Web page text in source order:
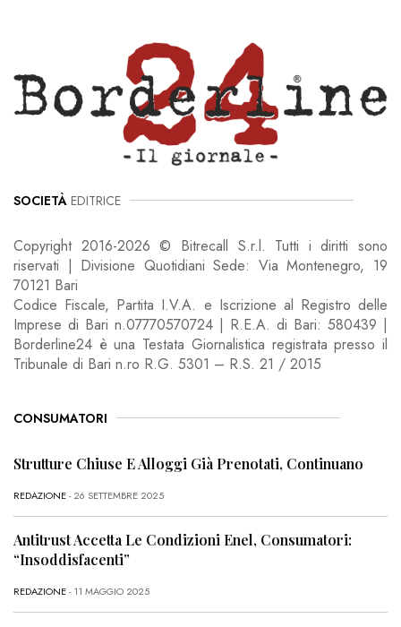
SOCIETÀ EDITRICE
Copyright 2016-2026 © Bitrecall S.r.l. Tutti i diritti sono
riservati | Divisione Quotidiani Sede: Via Montenegro, 19
70121 Bari
Codice Fiscale, Partita I.V.A. e Iscrizione al Registro delle
Imprese di Bari n.07770570724 | R.E.A. di Bari: 580439 |
Borderline24 è una Testata Giornalistica registrata presso il
Tribunale di Bari n.ro R.G. 5301 – R.S. 21 / 2015
CONSUMATORI
Strutture Chiuse E Alloggi Già Prenotati, Continuano
REDAZIONE- 26 SETTEMBRE 2025
Antitrust Accetta Le Condizioni Enel, Consumatori:
“Insoddisfacenti”
REDAZIONE- 11 MAGGIO 2025